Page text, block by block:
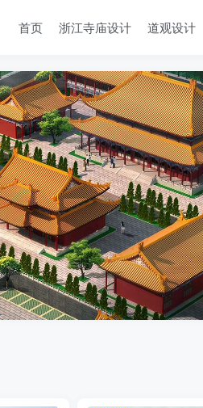
首页 浙江寺庙设计 道观设计